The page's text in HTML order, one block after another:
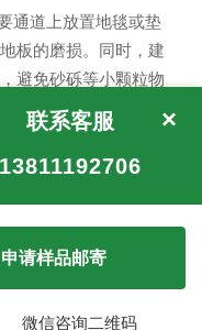
道上放置地毯或垫
板的磨损。同时，建
避免砂砾等小颗粒物
板打一层适当的
应选择专门为木地板
和擦拭。
缺损等问题，应立
修复工具进行修补，
×
联系客服
13811192706
申请样品邮寄